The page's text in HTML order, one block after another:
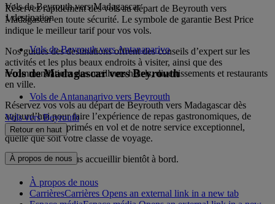
Réservez rapidement des vols au départ de Beyrouth vers
Madagascar en toute sécurité. Le symbole de garantie Best Price
indique le meilleur tarif pour vos vols.
Nos guides des destinations offrent des conseils d’expert sur les
activités et les plus beaux endroits à visiter, ainsi que des
recommandations des meilleurs hôtels, divertissements et restaurants
en ville.
Réservez vos vols au départ de Beyrouth vers Madagascar dès
aujourd’hui pour faire l’expérience de repas gastronomiques, de
divertissements primés en vol et de notre service exceptionnel,
quelle que soit votre classe de voyage.
Nous espérons vous accueillir bientôt à bord.
Vols de Beyrouth vers Madagascar
1 destination
Vols de Beyrouth vers Antananarivo
Vols de Madagascar vers Beyrouth
Vols de Antananarivo vers Beyrouth
Vols vers Beyrouth
Retour en haut
À propos de nous
À propos de nous
CarrièresCarrières Opens an external link in a new tab